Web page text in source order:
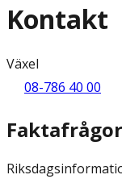
Kontakt
Växel
08-786 40 00